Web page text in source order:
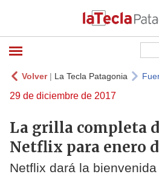
Volver| La Tecla Patagonia
29 de diciembre de 2017
La grilla completa
Netflix para enero
Netflix dará la